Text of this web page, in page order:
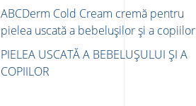
ABCDerm Cold Cream cremă pentru
pielea uscată a bebelușilor și a copiilor
PIELEA USCATĂ A BEBELUȘULUI ȘI A
COPIILOR